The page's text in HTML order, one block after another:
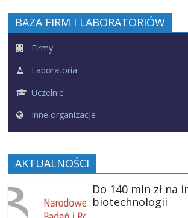
BAZA FIRM I LABORATORIÓW
Firmy
Laboratoria
Uczelnie
Inne organizacje
AKTUALNOŚCI
Do 140 mln zł na
biotechnologii